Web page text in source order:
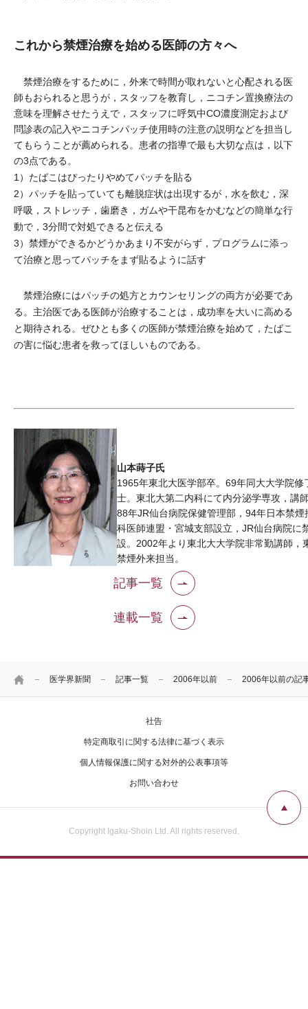
HOME 医学界新聞 記事一覧 2006年以前 2006年以前の記
これから禁煙治療を始める医師の方々へ
禁煙治療をするために，外来で時間が取れないと心配される医
師もおられると思うが，スタッフを教育し，ニコチン置換療法の
意味を理解させたうえで，スタッフに呼気中CO濃度測定および
問診表の記入やニコチンパッチ使用時の注意の説明などを担当し
てもらうことが薦められる。患者の指導で最も大切な点は，以下
の3点である。
1）たばこはぴったりやめてパッチを貼る
2）パッチを貼っていても離脱症状は出現するが，水を飲む，深
呼吸，ストレッチ，歯磨き，ガムや干昆布をかむなどの簡単な行
動で，3分間で対処できると伝える
3）禁煙ができるかどうかあまり不安がらず，プログラムに添っ
て治療と思ってパッチをまず貼るように話す
禁煙治療にはパッチの処方とカウンセリングの両方が必要であ
る。主治医である医師が治療することは，成功率を大いに高める
と期待される。ぜひとも多くの医師が禁煙治療を始めて，たばこ
の害に悩む患者を救ってほしいものである。
山本蒔子氏
1965年東北大医学部卒。69年同大大学院修
士。東北大第二内科にて内分泌学専攻，講
88年JR仙台病院保健管理部，94年日本禁煙
科医師連盟・宮城支部設立，JR仙台病院に
設。2002年より東北大大学院非常勤講師，
禁煙外来担当。
記事一覧
連載一覧
社告
特定商取引に関する法律に基づく表示
個人情報保護に関する対外的公表事項等
お問い合わせ
Copyright Igaku-Shoin Ltd. All rights reserved.